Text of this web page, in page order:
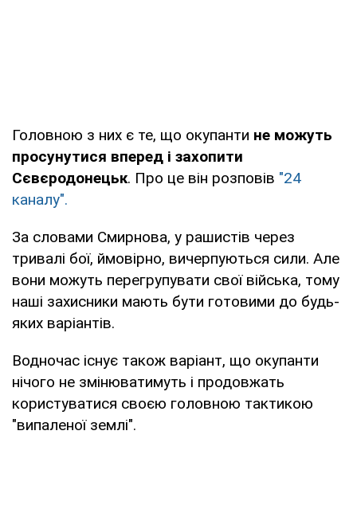
Головною з них є те, що окупанти не можуть
просунутися вперед і захопити
Сєвєродонецьк. Про це він розповів "24
каналу".
За словами Смирнова, у рашистів через
тривалі бої, ймовірно, вичерпуються сили. Але
вони можуть перегрупувати свої війська, тому
наші захисники мають бути готовими до будь-
яких варіантів.
Водночас існує також варіант, що окупанти
нічого не змінюватимуть і продовжать
користуватися своєю головною тактикою
"випаленої землі".